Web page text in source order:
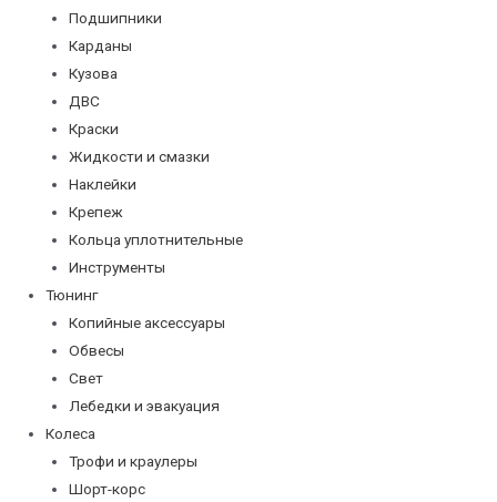
Подшипники
Карданы
Кузова
ДВС
Краски
Жидкости и смазки
Наклейки
Крепеж
Кольца уплотнительные
Инструменты
Тюнинг
Копийные аксессуары
Обвесы
Свет
Лебедки и эвакуация
Колеса
Трофи и краулеры
Шорт-корс